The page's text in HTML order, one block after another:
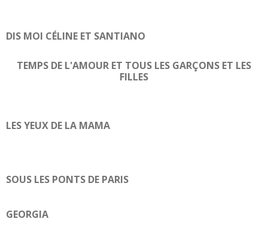
DIS MOI CÉLINE ET SANTIANO
TEMPS DE L'AMOUR ET TOUS LES GARÇONS ET LES
FILLES
LES YEUX DE LA MAMA
SOUS LES PONTS DE PARIS
GEORGIA